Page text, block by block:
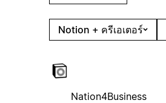
Notion + ครีเอเตอร์
Nation4Business